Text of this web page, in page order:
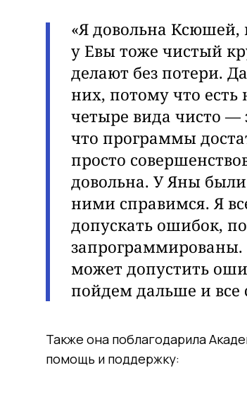
«Я довольна Ксюшей,
у Евы тоже чистый
делают без потери.
них, потому что есть
четыре вида чисто —
что программы
просто
довольна. У Яны
ними справимся. Я
допускать ошибок,
может допустить
пойдем дальше и все
Также она поблагодарила
помощь и поддержку: